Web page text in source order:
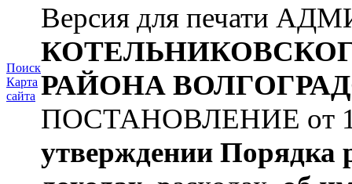
Поиск
Карта
сайта
Версия для печати
РАЙОНА
ПОСТАНОВЛЕНИЕ от
утверждении Порядка